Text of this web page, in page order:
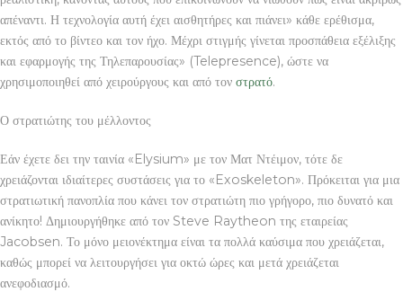
απέναντι. Η τεχνολογία αυτή έχει αισθητήρες και πιάνει» κάθε ερέθισμα,
εκτός από το βίντεο και τον ήχο. Μέχρι στιγμής γίνεται προσπάθεια εξέλιξης
και εφαρμογής της Τηλεπαρουσίας» (Telepresence), ώστε να
χρησιμοποιηθεί από χειρούργους και από τον στρατό.
Ο στρατιώτης του μέλλοντος
Εάν έχετε δει την ταινία «Elysium» με τον Ματ Ντέιμον, τότε δε
χρειάζονται ιδιαίτερες συστάσεις για το «Exoskeleton». Πρόκειται για μια
στρατιωτική πανοπλία που κάνει τον στρατιώτη πιο γρήγορο, πιο δυνατό και
ανίκητο! Δημιουργήθηκε από τον Steve Raytheon της εταιρείας
Jacobsen. Το μόνο μειονέκτημα είναι τα πολλά καύσιμα που χρειάζεται,
καθώς μπορεί να λειτουργήσει για οκτώ ώρες και μετά χρειάζεται
ανεφοδιασμό.